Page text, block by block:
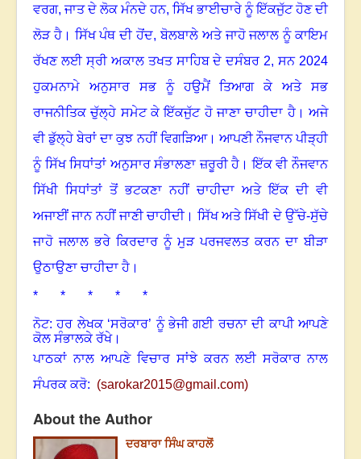
ਵਰਗ,ਜਾਤ ਦੇ ਲੋਕ ਮੰਨਦੇ ਹਨ, ਸਿੱਖ ਭਾਈਚਾਰੇ ਨੂੰ ਇੱਕਜੁੱਟ ਹੋਣ ਦੀ
ਲੋੜ ਹੈ। ਸਿੱਖ ਪੰਥ ਦੀ ਹੋਂਦ, ਬੋਲਬਾਲੇ ਅਤੇ ਜਾਹੋ ਜਲਾਲ ਨੂੰ ਕਾਇਮ
ਰੱਖਣ ਲਈ ਸ੍ਰੀ ਅਕਾਲ ਤਖਤ ਸਾਹਿਬ ਦੇ ਦਸੰਬਰ 2,ਸਨ 2024
ਹੁਕਮਨਾਮੇ ਅਨੁਸਾਰ ਸਭ ਨੂੰ ਹਉਮੈਂ ਤਿਆਗ ਕੇ ਅਤੇ ਸਭ
ਰਾਜਨੀਤਿਕ ਚੁੱਲ੍ਹੇ ਸਮੇਟ ਕੇ ਇੱਕਜੁੱਟ ਹੋ ਜਾਣਾ ਚਾਹੀਦਾ ਹੈ।ਅਜੇ
ਵੀ ਡੁੱਲ੍ਹੇ ਬੇਰਾਂ ਦਾ ਕੁਝ ਨਹੀਂ ਵਿਗੜਿਆ। ਆਪਣੀ ਨੌਜਵਾਨ ਪੀੜ੍ਹੀ
ਨੂੰ ਸਿੱਖ ਸਿਧਾਂਤਾਂ ਅਨੁਸਾਰ ਸੰਭਾਲਣਾ ਜ਼ਰੂਰੀ ਹੈ । ਇੱਕ ਵੀ ਨੌਜਵਾਨ
ਸਿੱਖੀ ਸਿਧਾਂਤਾਂ ਤੋਂ ਭਟਕਣਾ ਨਹੀਂ ਚਾਹੀਦਾ ਅਤੇ ਇੱਕ ਦੀ ਵੀ
ਅਜਾਈਂ ਜਾਨ ਨਹੀਂ ਜਾਣੀ ਚਾਹੀਦੀ। ਸਿੱਖ ਅਤੇ ਸਿੱਖੀ ਦੇ ਉੱਚੇ-ਸੁੱਚੇ
ਜਾਹੋ ਜਲਾਲ ਭਰੇ ਕਿਰਦਾਰ ਨੂੰ ਮੁੜ ਪਰਜਵਲਤ ਕਰਨ ਦਾ ਬੀੜਾ
ਉਠਾਉਣਾ ਚਾਹੀਦਾ ਹੈ ।
* * * * *
ਨੋਟ: ਹਰ ਲੇਖਕ ‘ਸਰੋਕਾਰ’ ਨੂੰ ਭੇਜੀ ਗਈ ਰਚਨਾ ਦੀ ਕਾਪੀ ਆਪਣੇ
ਕੋਲ ਸੰਭਾਲਕੇ ਰੱਖੇ।
ਪਾਠਕਾਂ ਨਾਲ ਆਪਣੇ ਵਿਚਾਰ ਸਾਂਝੇ ਕਰਨ ਲਈ ਸਰੋਕਾਰ ਨਾਲ
ਸੰਪਰਕ ਕਰੋ: (sarokar2015@gmail.com)
About the Author
ਦਰਬਾਰਾ ਸਿੰਘ ਕਾਹਲੋਂ